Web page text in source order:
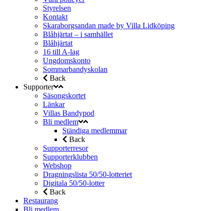
Styrelsen
Kontakt
Skaraborgsandan made by Villa Lidköping
Blåhjärtat – i samhället
Blåhjärtat
16 till A-lag
Ungdomskonto
Sommarbandyskolan
Back
Supporter
Säsongskortet
Länkar
Villas Bandypod
Bli medlem
Ständiga medlemmar
Back
Supporterresor
Supporterklubben
Webshop
Dragningslista 50/50-lotteriet
Digitala 50/50-lotter
Back
Restaurang